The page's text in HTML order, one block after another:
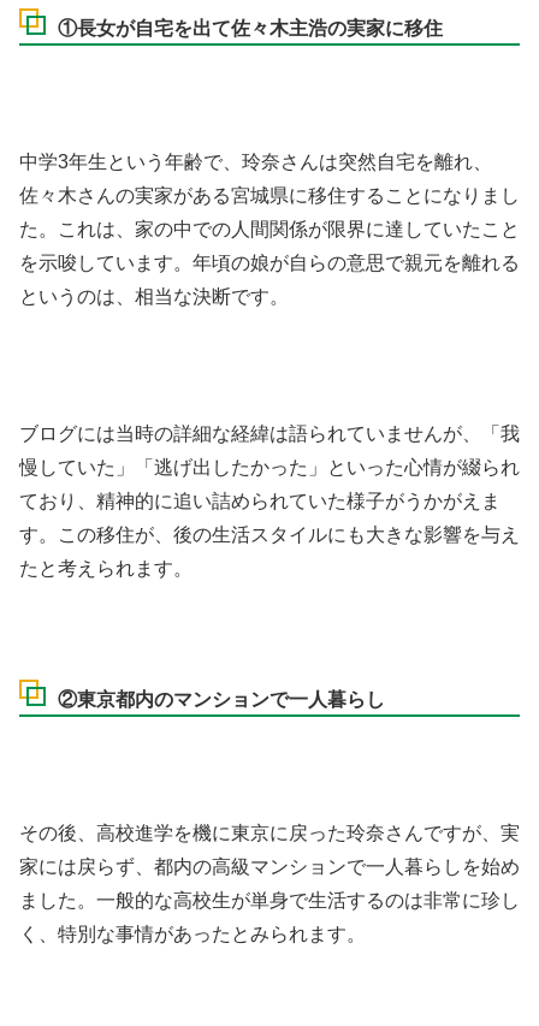
①長女が自宅を出て佐々木主浩の実家に移住
中学3年生という年齢で、玲奈さんは突然自宅を離れ、
佐々木さんの実家がある宮城県に移住することになりまし
た。これは、家の中での人間関係が限界に達していたこと
を示唆しています。年頃の娘が自らの意思で親元を離れる
というのは、相当な決断です。
ブログには当時の詳細な経緯は語られていませんが、「我
慢していた」「逃げ出したかった」といった心情が綴られ
ており、精神的に追い詰められていた様子がうかがえま
す。この移住が、後の生活スタイルにも大きな影響を与え
たと考えられます。
②東京都内のマンションで一人暮らし
その後、高校進学を機に東京に戻った玲奈さんですが、実
家には戻らず、都内の高級マンションで一人暮らしを始め
ました。一般的な高校生が単身で生活するのは非常に珍し
く、特別な事情があったとみられます。